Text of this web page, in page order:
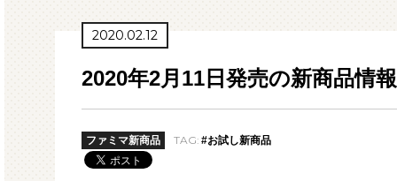
2020.02.12
2020年2月11日発売の新商品情報
ファミマ新商品 TAG: #お試し新商品